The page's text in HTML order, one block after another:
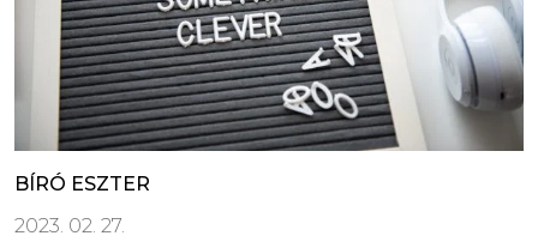
BÍRÓ ESZTER
2023. 02. 27.